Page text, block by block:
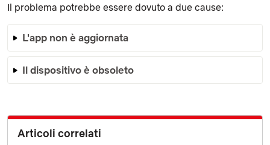
Il problema potrebbe essere dovuto a due cause:
L'app non è aggiornata
Il dispositivo è obsoleto
Articoli correlati